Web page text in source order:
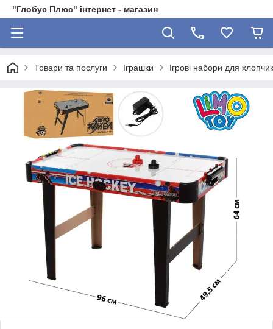
"Глобус Плюс" інтернет - магазин
Товари та послуги Іграшки Ігрові набори для